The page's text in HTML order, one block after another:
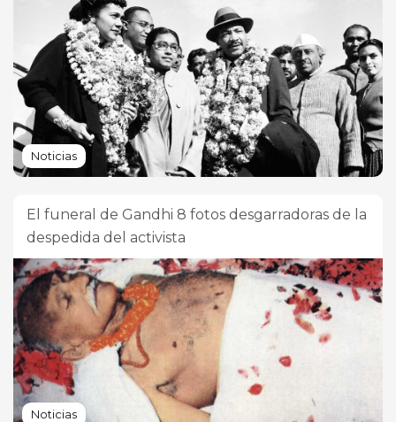
Noticias
El funeral de Gandhi 8 fotos desgarradoras de la
despedida del activista
Noticias